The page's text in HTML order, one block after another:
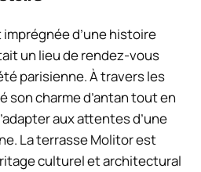
d’une histoire
un lieu de rendez-vous
parisienne. À travers les
son charme d’antan tout en
aux attentes d’une
La terrasse Molitor est
culturel et architectural